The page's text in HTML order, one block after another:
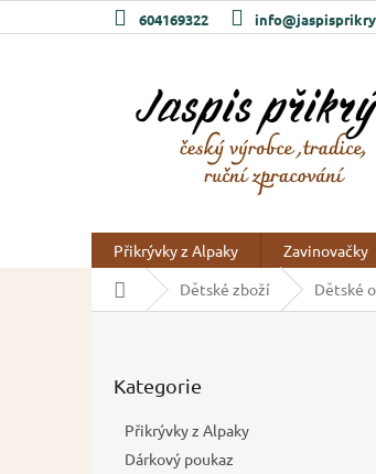
na
604169322
Přikrývky z Alpaky Zavinovačky
Domů
Dětské zboží Dětské
kategorie
Kategorie
Přikrývky z Alpaky
Dárkový poukaz